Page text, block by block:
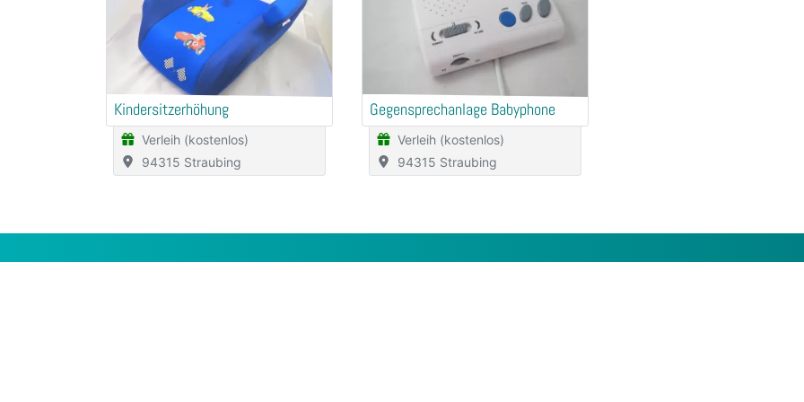
Kindersitzerhöhung
Verleih (kostenlos)
94315 Straubing
Gegensprechanlage Babyphone
Verleih (kostenlos)
94315 Straubing